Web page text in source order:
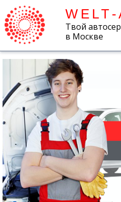
W E L T -
Твой
в Москве